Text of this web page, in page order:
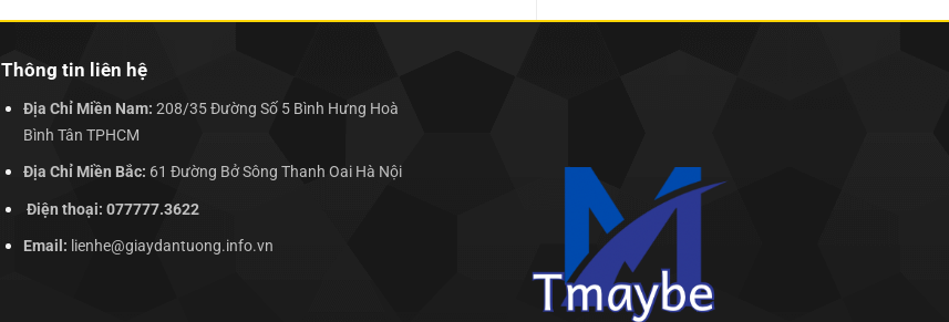
Thông tin liên hệ
Địa Chỉ Miền Nam: 208/35 Đường Số 5 Bình Hưng Hoà
Bình Tân TPHCM
Địa Chỉ Miền Bắc: 61 Đường Bở Sông Thanh Oai Hà Nội
Điện thoại: 077777.3622
Email: lienhe@giaydantuong.info.vn